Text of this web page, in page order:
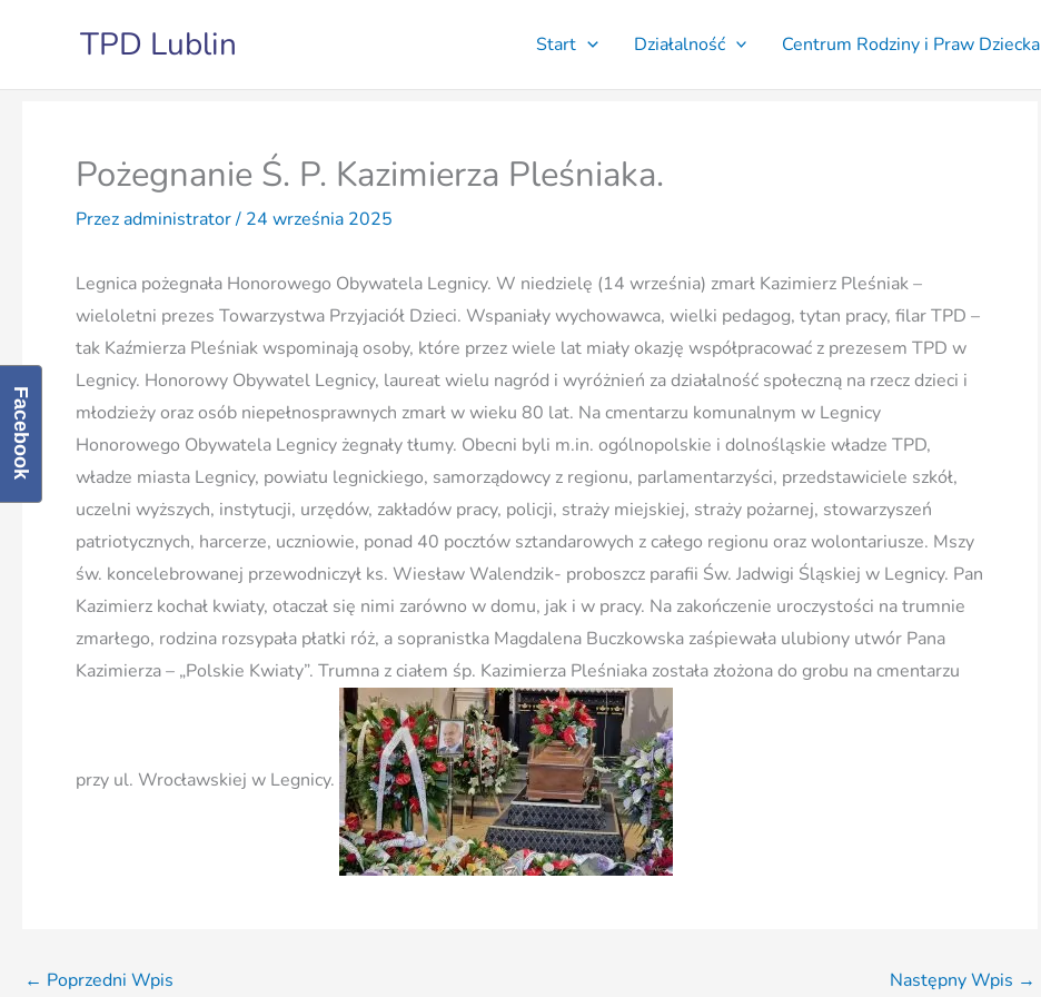
TPD Lublin Start Działalność Centrum Rodziny i Praw Dziecka
Pożegnanie Ś. P. Kazimierza Pleśniaka.
Przezadministrator/ 24 września 2025
Legnica pożegnała Honorowego Obywatela Legnicy. W niedzielę (14 września) zmarł Kazimierz Pleśniak –
wieloletni prezes Towarzystwa Przyjaciół Dzieci. Wspaniały wychowawca, wielki pedagog, tytan pracy, filar TPD –
tak Kaźmierza Pleśniak wspominają osoby, które przez wiele lat miały okazję współpracować z prezesem TPD w
Legnicy. Honorowy Obywatel Legnicy, laureat wielu nagród i wyróżnień za działalność społeczną na rzecz dzieci i
młodzieży oraz osób niepełnosprawnych zmarł w wieku 80 lat. Na cmentarzu komunalnym w Legnicy
Honorowego Obywatela Legnicy żegnały tłumy. Obecni byli m.in. ogólnopolskie i dolnośląskie władze TPD,
władze miasta Legnicy, powiatu legnickiego, samorządowcy z regionu, parlamentarzyści, przedstawiciele szkół,
uczelni wyższych, instytucji, urzędów, zakładów pracy, policji, straży miejskiej, straży pożarnej, stowarzyszeń
patriotycznych, harcerze, uczniowie, ponad 40 pocztów sztandarowych z całego regionu oraz wolontariusze. Mszy
św. koncelebrowanej przewodniczył ks. Wiesław Walendzik- proboszcz parafii Św. Jadwigi Śląskiej w Legnicy. Pan
Kazimierz kochał kwiaty, otaczał się nimi zarówno w domu, jak i w pracy. Na zakończenie uroczystości na trumnie
zmarłego, rodzina rozsypała płatki róż, a sopranistka Magdalena Buczkowska zaśpiewała ulubiony utwór Pana
Kazimierza – „Polskie Kwiaty”. Trumna z ciałem śp. Kazimierza Pleśniaka została złożona do grobu na cmentarzu
przy ul. Wrocławskiej w Legnicy.
← Poprzedni Wpis Następny Wpis →
Facebook